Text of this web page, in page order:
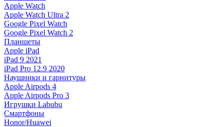
Apple Watch
Apple Watch Ultra 2
Google Pixel Watch
Google Pixel Watch 2
Планшеты
Apple iPad
iPad 9 2021
iPad Pro 12.9 2020
Наушники и гарнитуры
Apple Airpods 4
Apple Airpods Pro 3
Игрушки Labubu
Смартфоны
Honor/Huawei